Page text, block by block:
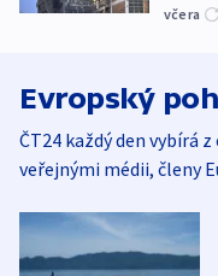
včera
Evropský
ČT24 každý den vybírá
veřejnými médii, členy